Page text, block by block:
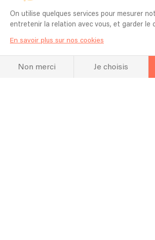
quelques
On utilise quelques services pour mesurer
entretenir la relation avec vous, et garder le
En savoir plus sur nos cookies
Non merci Je choisis